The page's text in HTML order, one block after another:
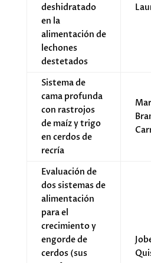
deshidratado
en la
alimentación de
lechones
destetados
Sistema de
cama profunda
con rastrojos
de maíz y trigo
en cerdos de
recría
Evaluación de
dos sistemas de
alimentación
para el
crecimiento y
engorde de
cerdos (sus